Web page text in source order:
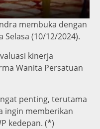
membuka dengan
(10/12/2024).
kinerja
Wanita Persatuan
penting, terutama
ingin memberikan
kedepan. (*)